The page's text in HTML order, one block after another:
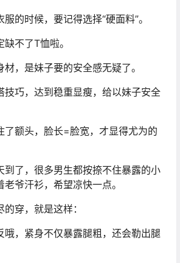
时候，要记得选择“硬面料”。
不了T恤啦。
，是妹子要的安全感无疑了。
巧，达到稳重显瘦，给以妹子安全
额头，脸长=脸宽，才显得尤为的
了，很多男生都按捺不住暴露的小
爷汗衫，希望凉快一点。
穿，就是这样：
，紧身不仅暴露腿粗，还会勒出腿